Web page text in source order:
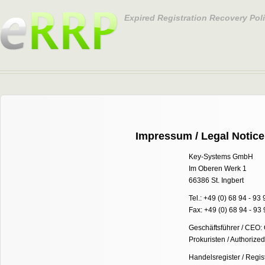
Expired Registration Recovery
Impressum / Legal Notice
Key-Systems GmbH
Im Oberen Werk 1
66386 St. Ingbert
Tel.: +49 (0) 68 94 - 93
Fax: +49 (0) 68 94 - 93
Geschäftsführer /
Prokuristen /
Handelsregister /